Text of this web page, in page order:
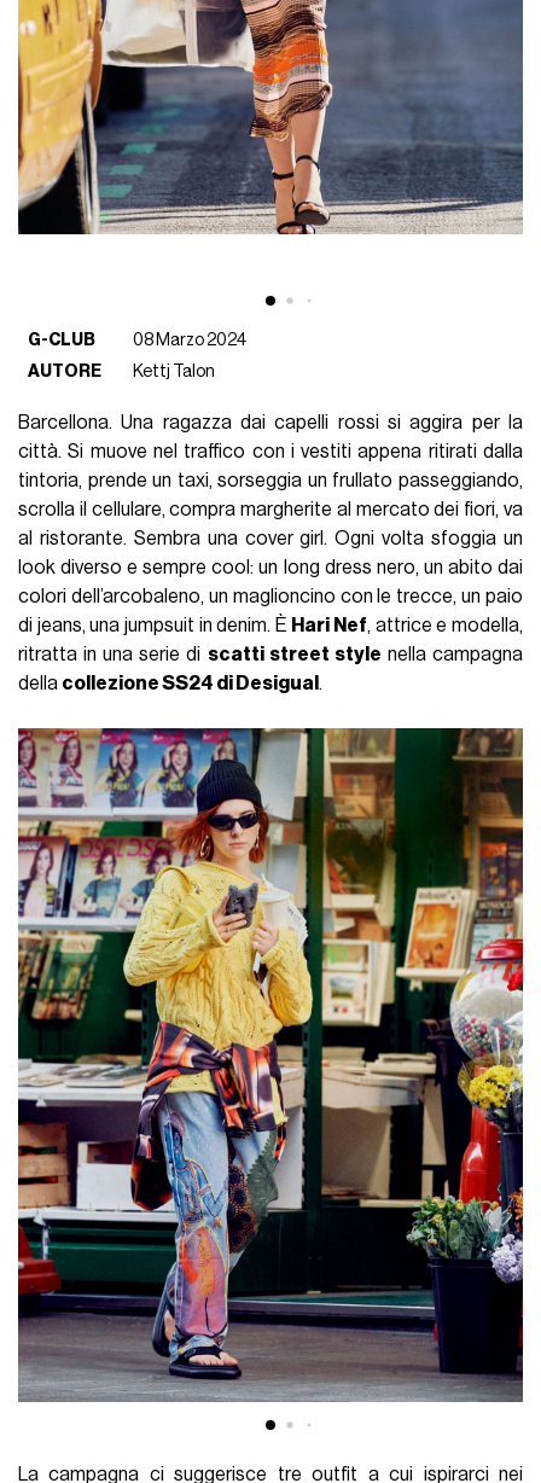
G-CLUB
08 Marzo 2024
AUTORE
Kettj Talon
Barcellona. Una ragazza dai capelli rossi si aggira per la
città. Si muove nel traffico con i vestiti appena ritirati dalla
tintoria, prende un taxi, sorseggia un frullato passeggiando,
scrolla il cellulare, compra margherite al mercato dei fiori, va
al ristorante. Sembra una cover girl. Ogni volta sfoggia un
look diverso e sempre cool: un long dress nero, un abito dai
colori dell’arcobaleno, un maglioncino con le trecce, un paio
di jeans, una jumpsuit in denim. È Hari Nef, attrice e modella,
ritratta in una serie di scatti street style nella campagna
della collezione SS24 di Desigual.
La campagna ci suggerisce tre outfit a cui ispirarci nei